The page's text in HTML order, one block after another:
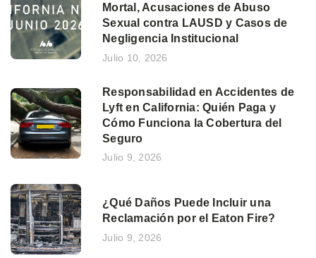
Mortal, Acusaciones de Abuso
Sexual contra LAUSD y Casos de
Negligencia Institucional
Julio 10, 2026
Responsabilidad en Accidentes de
Lyft en California: Quién Paga y
Cómo Funciona la Cobertura del
Seguro
Julio 9, 2026
¿Qué Daños Puede Incluir una
Reclamación por el Eaton Fire?
Julio 9, 2026